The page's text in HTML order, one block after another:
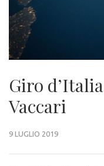
Giro
Vaccari
9 LUGLIO 2019